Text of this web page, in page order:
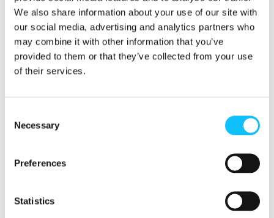
We also share information about your use of our site with
our social media, advertising and analytics partners who
may combine it with other information that you’ve
provided to them or that they’ve collected from your use
of their services.
Selection
Necessary
Preferences
Statistics
Reilun kaupan kahvitaukoa varten on tehty
some-käyttöön tarkoitettua materiaalia. Voit
ladatakuvia tai jakaavideoita.